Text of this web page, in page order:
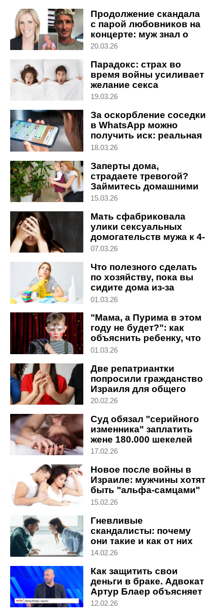
Продолжение скандала
с парой любовников на
концерте: муж знал о
связи жены с боссом
20.03.26
Парадокс: страх во
время войны усиливает
желание секса
19.03.26
За оскорбление соседки
в WhatsApp можно
получить иск: реальная
история
18.03.26
Заперты дома,
страдаете тревогой?
Займитесь домашними
растениями
15.03.26
Мать сфабриковала
улики сексуальных
домогательств мужа к 4-
летней дочери
07.03.26
Что полезного сделать
по хозяйству, пока вы
сидите дома из-за
войны
01.03.26
"Мама, а Пурима в этом
году не будет?": как
объяснить ребенку, что
происходит
01.03.26
Две репатриантки
попросили гражданство
Израиля для общего
мужа
20.02.26
Суд обязал "серийного
изменника" заплатить
жене 180.000 шекелей
17.02.26
Новое после войны в
Израиле: мужчины хотят
быть "альфа-самцами"
15.02.26
Гневливые
скандалисты: почему
они такие и как от них
защититься
14.02.26
Как защитить свои
деньги в браке. Адвокат
Артур Блаер объясняет
в студии "Вестей"
12.02.26